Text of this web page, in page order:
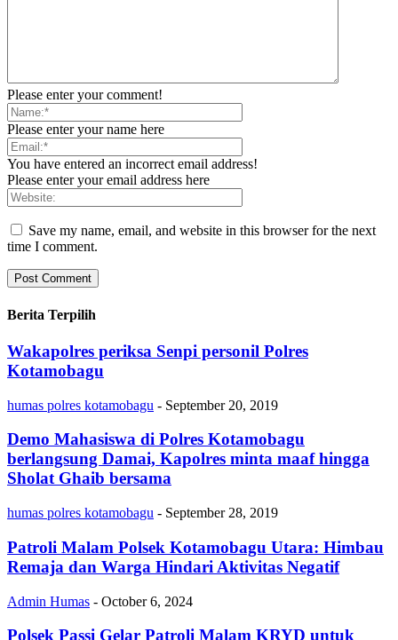
Please enter your comment!
Please enter your name here
You have entered an incorrect email address!
Please enter your email address here
Save my name, email, and website in this browser for the next
time I comment.
Berita Terpilih
Wakapolres periksa Senpi personil Polres
Kotamobagu
humas polres kotamobagu - September 20, 2019
Demo Mahasiswa di Polres Kotamobagu
berlangsung Damai, Kapolres minta maaf hingga
Sholat Ghaib bersama
humas polres kotamobagu - September 28, 2019
Patroli Malam Polsek Kotamobagu Utara: Himbau
Remaja dan Warga Hindari Aktivitas Negatif
Admin Humas - October 6, 2024
Polsek Passi Gelar Patroli Malam KRYD untuk